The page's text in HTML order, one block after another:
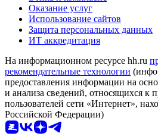
Оказание услуг
Использование сайтов
Защита персональных данных
ИТ аккредитация
На информационном ресурсе hh.ru
рекомендательные технологии
предоставления информации на
и анализа сведений, относящихся к
пользователей сети «Интернет»,
Российской Федерации)